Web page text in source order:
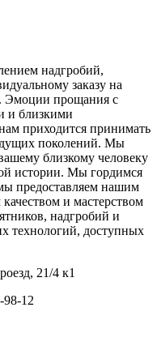
надгробий,
заказу на
Эмоции прощания с
и близкими
приходится принимать
поколений. Мы
близкому человеку
истории. Мы гордимся
предоставляем нашим
и мастерством
надгробий и
технологий, доступных
21/4 к1
98-12